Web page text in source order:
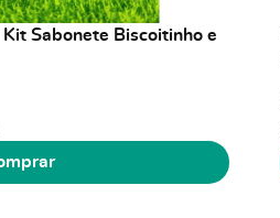
Sabonete Biscoitinho e